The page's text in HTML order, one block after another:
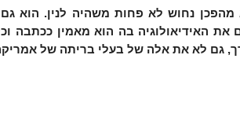
נחוש לא פחות משהיה לנין. הוא גם
את האידיאולוגיה בה הוא מאמין ככתבה
גם לא את אלה של בעלי בריתה של